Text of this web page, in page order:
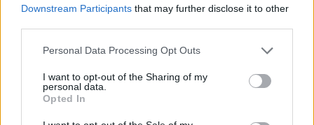
Downstream Participants that may further disclose it to other
Please note that this website/app uses one or more Google
not limited to your visit or usage behaviour. You may click to
grant or deny consent to Google and its third-party tags to
use your data for below specified purposes in below Google
consent section.
Personal Data Processing Opt Outs
I want to opt-out of the Sharing of my
personal data.
Opted In
#Strefezza. Parma are working to keep the winger,
who would like to continue to play in Serie A.
#transfers